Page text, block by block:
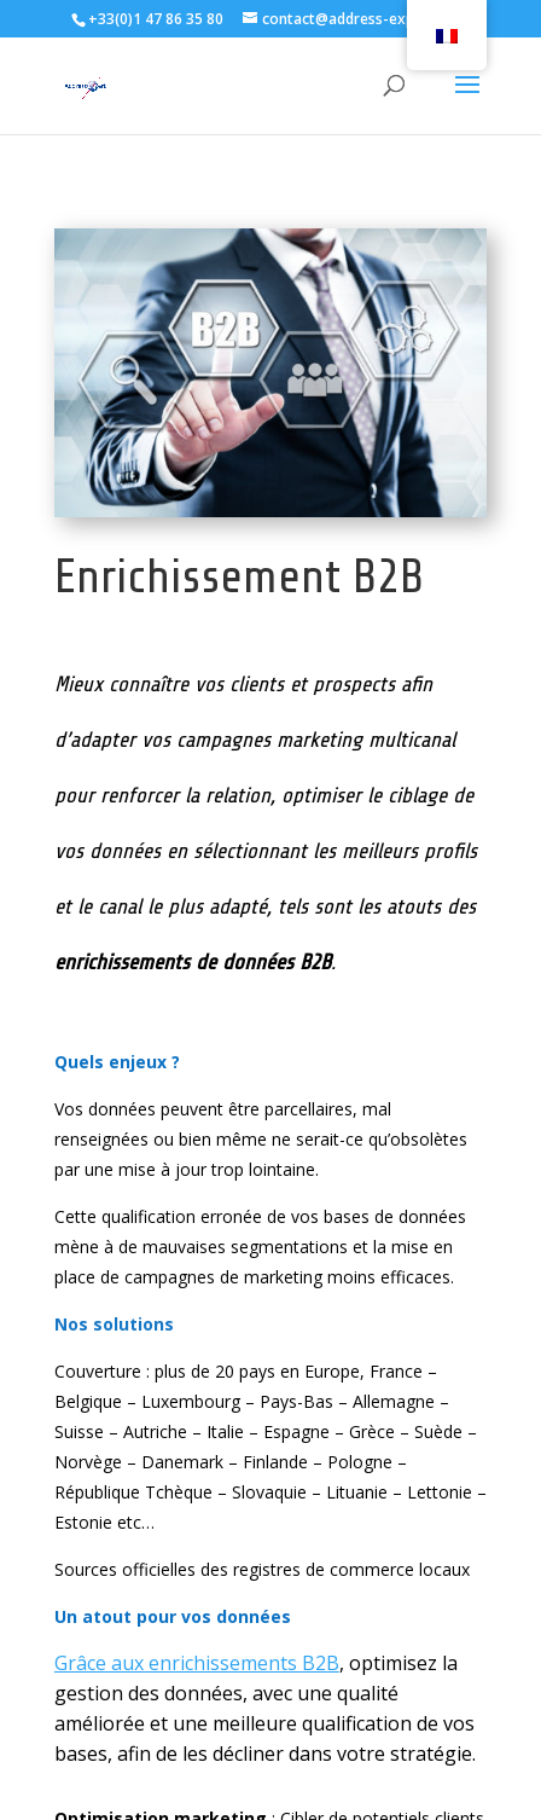
+33(0)1 47 86 35 80 contact@address-expert.com
Enrichissement B2B
Mieux connaître vos clients et prospects afin
d’adapter vos campagnes marketing multicanal
pour renforcer la relation, optimiser le ciblage de
vos données en sélectionnant les meilleurs profils
et le canal le plus adapté, tels sont les atouts des
enrichissements de données B2B.
Quels enjeux ?
Vos données peuvent être parcellaires, mal
renseignées ou bien même ne serait-ce qu’obsolètes
par une mise à jour trop lointaine.
Cette qualification erronée de vos bases de données
mène à de mauvaises segmentations et la mise en
place de campagnes de marketing moins efficaces.
Nos solutions
Couverture : plus de 20 pays en Europe, France –
Belgique – Luxembourg – Pays-Bas – Allemagne –
Suisse – Autriche – Italie – Espagne – Grèce – Suède –
Norvège – Danemark – Finlande – Pologne –
République Tchèque – Slovaquie – Lituanie – Lettonie –
Estonie etc…
Sources officielles des registres de commerce locaux
Un atout pour vos données
Grâce aux enrichissements B2B, optimisez la
gestion des données, avec une qualité
améliorée et une meilleure qualification de vos
bases, afin de les décliner dans votre stratégie.